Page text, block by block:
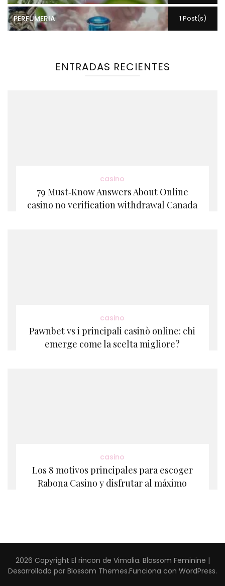
PERFUMERIA 1 Post(s)
ENTRADAS RECIENTES
casino
79 Must‑Know Answers About Online
casino no verification withdrawal Canada
casino
Pawnbet vs i principali casinò online: chi
emerge come la scelta migliore?
casino
Los 8 motivos principales para escoger
Rabona Casino y disfrutar al máximo
2026 Copyright El rincon de Vimalia. Blossom Feminine |
Desarrollado por Blossom Themes.Funciona con WordPress.